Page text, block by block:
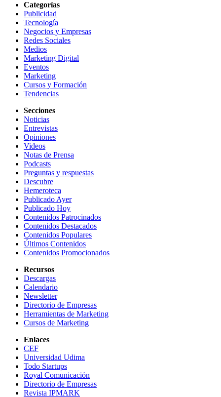
Categorías
Publicidad
Tecnología
Negocios y Empresas
Redes Sociales
Medios
Marketing Digital
Eventos
Marketing
Cursos y Formación
Tendencias
Secciones
Noticias
Entrevistas
Opiniones
Videos
Notas de Prensa
Podcasts
Preguntas y respuestas
Descubre
Hemeroteca
Publicado Ayer
Publicado Hoy
Contenidos Patrocinados
Contenidos Destacados
Contenidos Populares
Últimos Contenidos
Contenidos Promocionados
Recursos
Descargas
Calendario
Newsletter
Directorio de Empresas
Herramientas de Marketing
Cursos de Marketing
Enlaces
CEF
Universidad Udima
Todo Startups
Royal Comunicación
Directorio de Empresas
Revista IPMARK